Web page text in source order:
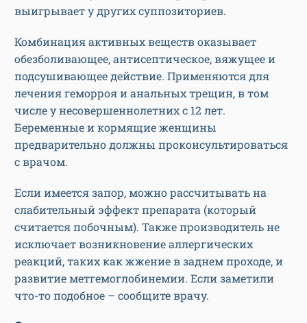
выигрывает у других суппозиториев.
Комбинация активных веществ оказывает
обезболивающее, антисептическое, вяжущее и
подсушивающее действие. Применяются для
лечения геморроя и анальных трещин, в том
числе у несовершеннолетних с 12 лет.
Беременные и кормящие женщины
предварительно должны проконсультироваться
с врачом.
Если имеется запор, можно рассчитывать на
слабительный эффект препарата (который
считается побочным). Также производитель не
исключает возникновение аллергических
реакций, таких как жжение в заднем проходе, и
развитие метгемоглобинемии. Если заметили
что-то подобное – сообщите врачу.